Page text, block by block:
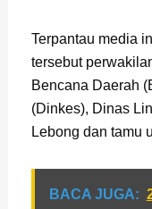
Terpantau media
tersebut
Bencana Daerah
(Dinkes), Dinas
Lebong dan tamu
BACA JUGA: